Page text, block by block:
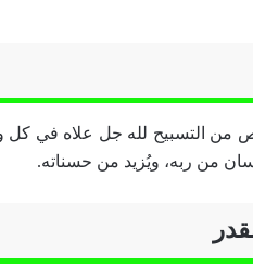
من التسبيح لله جل علاه في
من ربه، ويُزيد من حسناته.